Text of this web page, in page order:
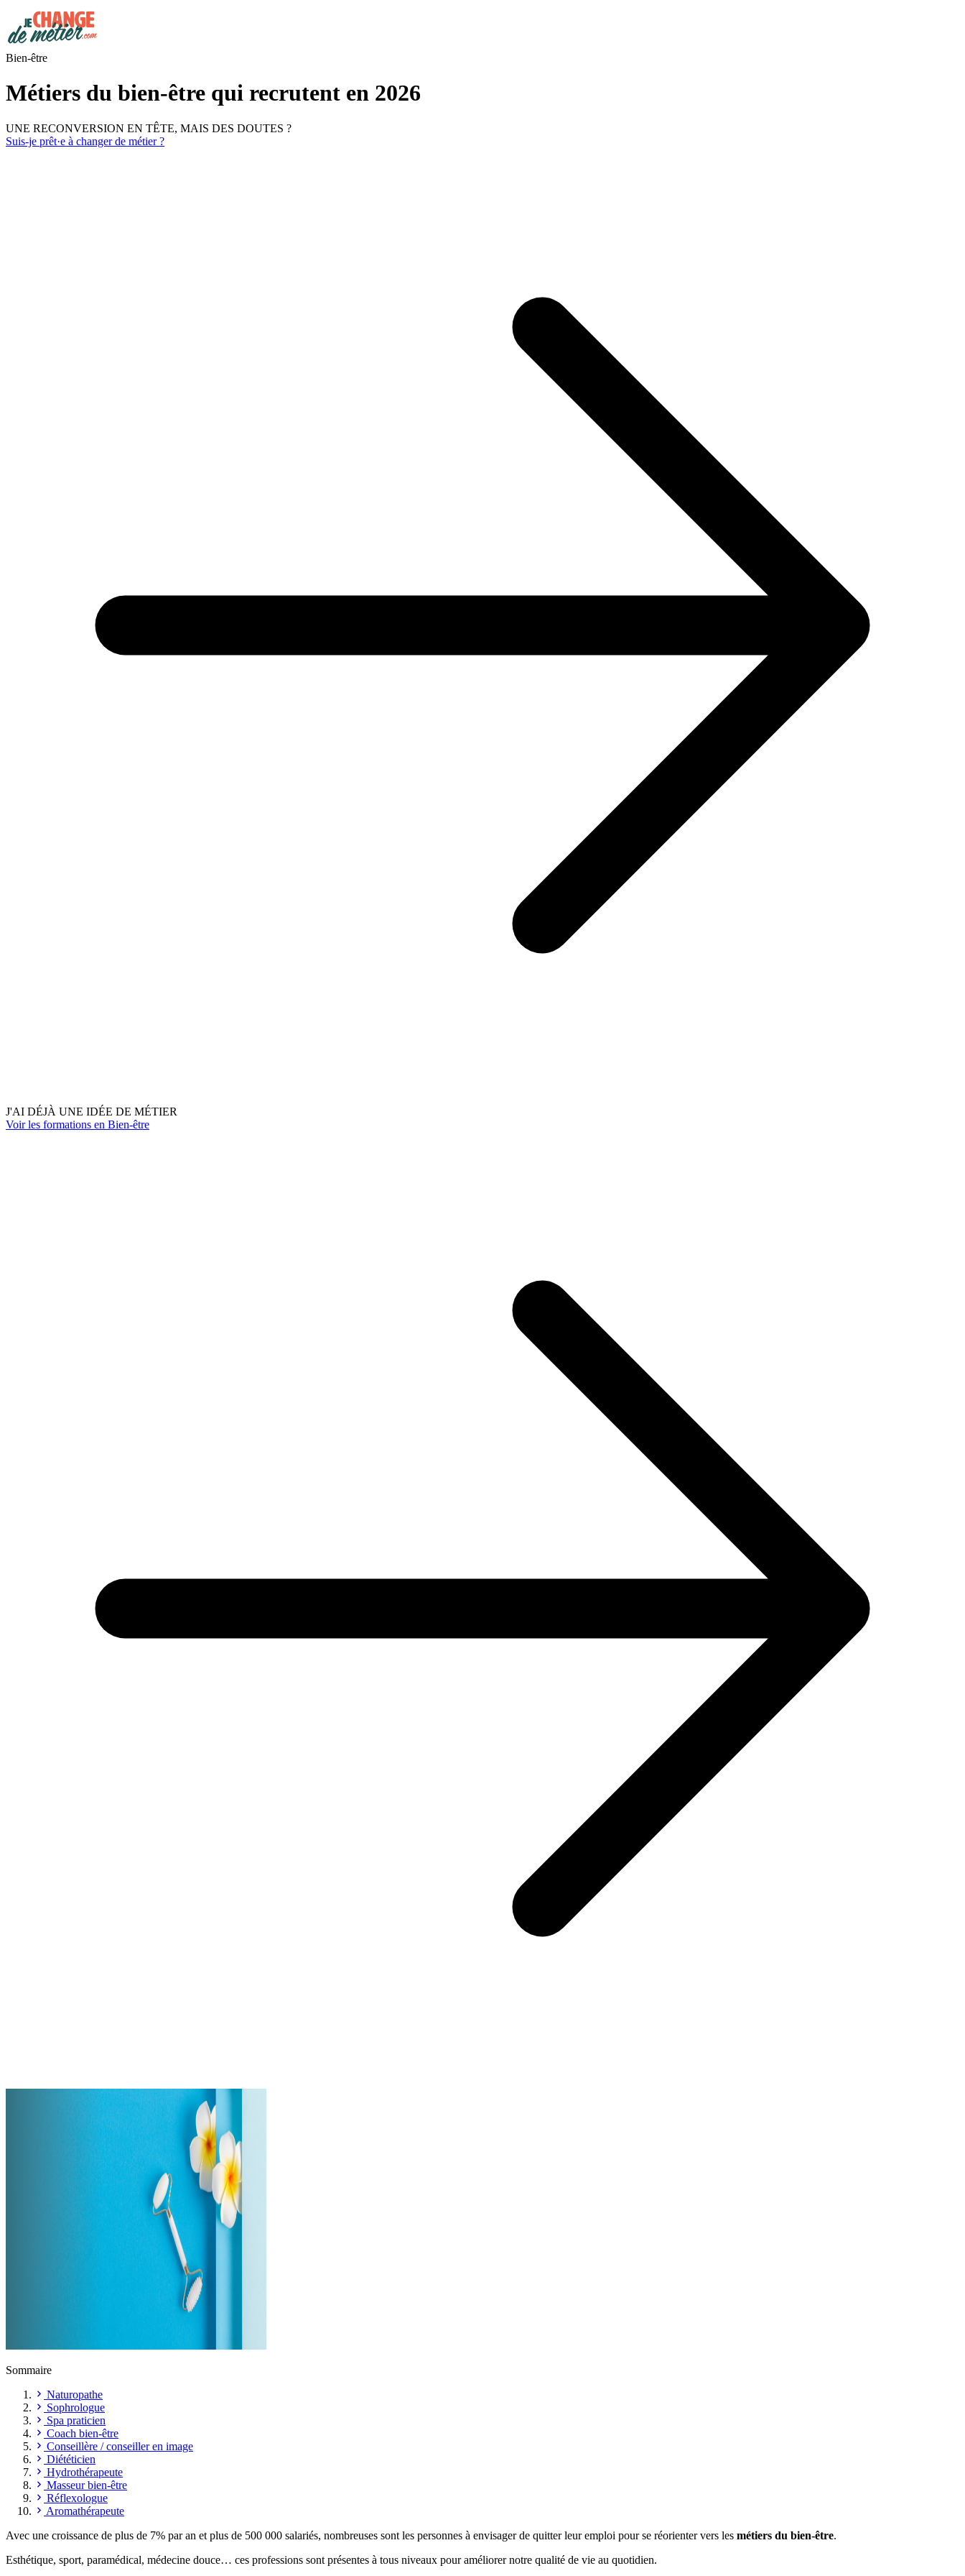
Bien-être
Métiers du bien-être qui recrutent en 2026
UNE RECONVERSION EN TÊTE, MAIS DES DOUTES ?
Suis-je prêt·e à changer de métier ?
J'AI DÉJÀ UNE IDÉE DE MÉTIER
Voir les formations en Bien-être
Sommaire
Naturopathe
Sophrologue
Spa praticien
Coach bien-être
Conseillère / conseiller en image
Diététicien
Hydrothérapeute
Masseur bien-être
Réflexologue
Aromathérapeute
Avec une croissance de plus de 7% par an et plus de 500 000 salariés, nombreuses sont les personnes à envisager de quitter leur emploi pour se réorienter vers les métiers du bien-être.
Esthétique, sport, paramédical, médecine douce… ces professions sont présentes à tous niveaux pour améliorer notre qualité de vie au quotidien.